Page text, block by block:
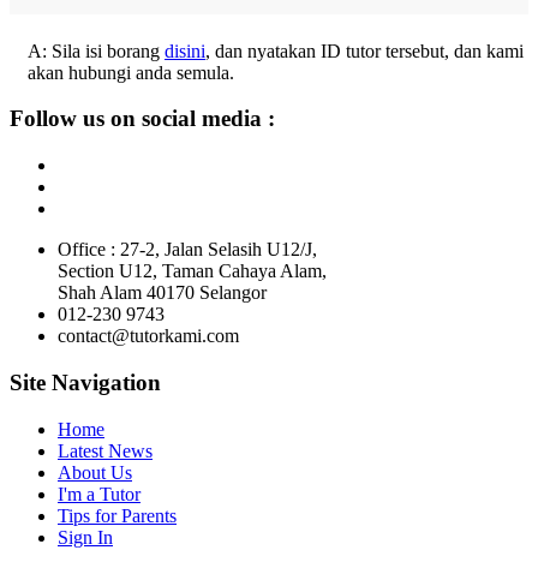
A: Sila isi borang disini, dan nyatakan ID tutor tersebut, dan kami
akan hubungi anda semula.
Follow us on social media :
Office : 27-2, Jalan Selasih U12/J,
Section U12, Taman Cahaya Alam,
Shah Alam 40170 Selangor
012-230 9743
contact@tutorkami.com
Site Navigation
Home
Latest News
About Us
I'm a Tutor
Tips for Parents
Sign In